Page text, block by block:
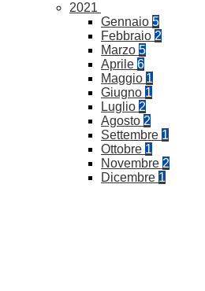
2021
Gennaio 5
Febbraio 2
Marzo 5
Aprile 6
Maggio 1
Giugno 1
Luglio 2
Agosto 2
Settembre 1
Ottobre 1
Novembre 2
Dicembre 1